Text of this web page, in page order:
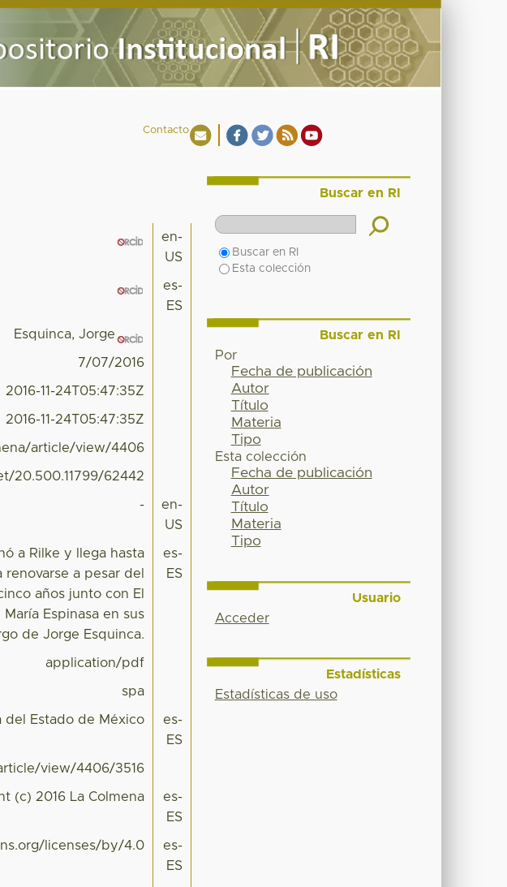
Contacto
en-
US
es-
ES
Esquinca, Jorge
7/07/2016
2016-11-24T05:47:35Z
2016-11-24T05:47:35Z
article/view/4406
20.500.11799/62442
-
en-
US
a Rilke y llega hasta
a pesar del
años junto con El
Espinasa en sus
de Jorge Esquinca.
es-
ES
application/pdf
spa
del Estado de México
es-
ES
view/4406/3516
(c) 2016 La Colmena
es-
ES
licenses/by/4.0
es-
ES
Buscar en RI
Buscar en RI
Esta colección
Buscar en RI
Por
Fecha de publicación
Autor
Título
Materia
Tipo
Esta colección
Fecha de publicación
Autor
Título
Materia
Tipo
Usuario
Acceder
Estadísticas
Estadísticas de uso